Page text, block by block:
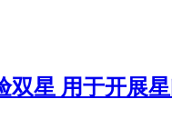
双星 用于开展